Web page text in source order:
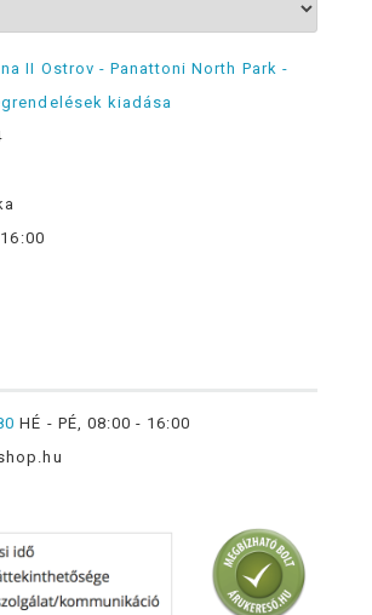
II Ostrov - Panattoni North Park -
kiadása
HÉ - PÉ, 08:00 - 16:00